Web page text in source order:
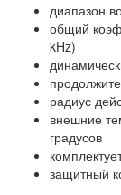
диапазон
общий
kHz)
радиус
внешние
градусов
защитный